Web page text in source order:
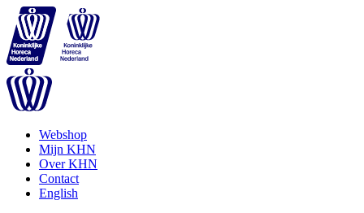
Webshop
Mijn KHN
Over KHN
Contact
English